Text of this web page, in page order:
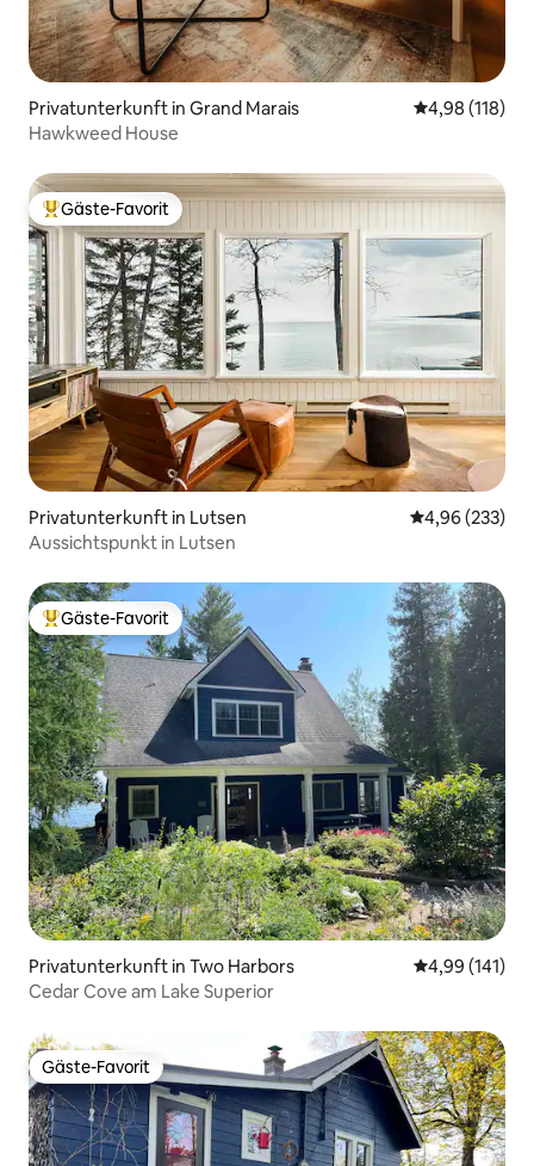
Privatunterkunft in Grand Marais
4,98 (118)
Hawkweed House
Beliebter Gäste-Favorit.
Gäste-Favorit
Privatunterkunft in Lutsen
4,96 (233)
Aussichtspunkt in Lutsen
Beliebter Gäste-Favorit.
Gäste-Favorit
Privatunterkunft in Two Harbors
4,99 (141)
Cedar Cove am Lake Superior
Gäste-Favorit
Gäste-Favorit